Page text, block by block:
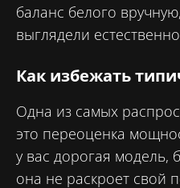
баланс белого
выглядели
Как избежать
Одна из самых
это переоценка
у вас дорогая модель,
она не раскроет свой